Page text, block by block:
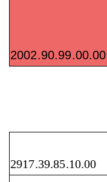
2002.90.99.00.00
2917.39.85.10.00